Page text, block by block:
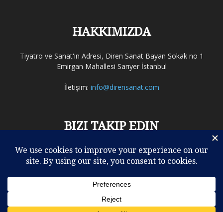
HAKKIMIZDA
Tiyatro ve Sanat'ın Adresi, Diren Sanat Bayan Sokak no 1
Emirgan Mahallesi Sarıyer İstanbul
İletişim: info@dirensanat.com
BIZI TAKIP EDIN
KULİSTEN